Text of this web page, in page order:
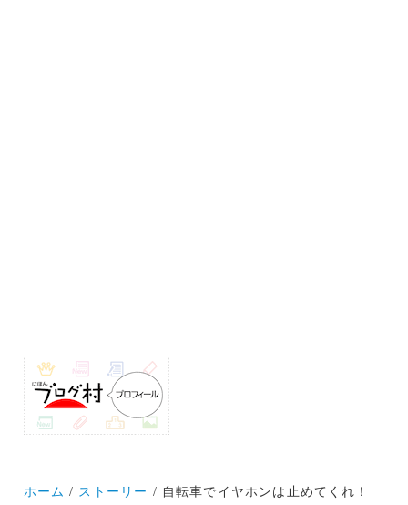
ホーム ストーリー 自転車でイヤホンは止めてくれ！